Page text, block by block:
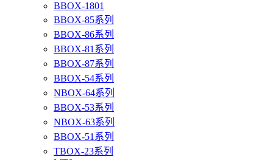
BBOX-1801
BBOX-85系列
BBOX-86系列
BBOX-81系列
BBOX-87系列
BBOX-54系列
NBOX-64系列
BBOX-53系列
NBOX-63系列
BBOX-51系列
TBOX-23系列